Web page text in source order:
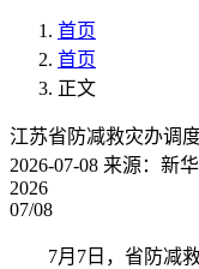
首页
首页
正文
江苏省防减救灾办调
2026-07-08 来源：新
2026
07/08
7月7日，省防减救